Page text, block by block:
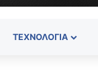
ΤΕΧΝΟΛΟΓΊΑ